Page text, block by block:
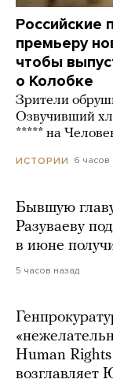
Российские
премьеру
чтобы
о Колобке
Зрители
Озвучивший
***** на
ИСТОРИИ 6 часов
Бывшую
Разуваеву
в июне
5 часов назад
Human
возглавляет